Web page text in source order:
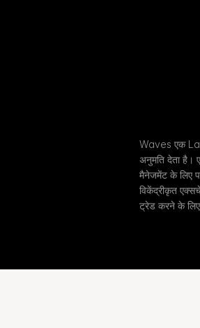
Waves एक
अनुमति देता है।
मैनेजमेंट के लिए
विकेंद्रीकृत
ट्रेड करने के